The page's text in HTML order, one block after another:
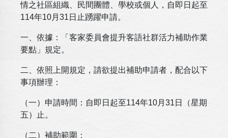
情之社區組織、民間團體、學校或個人，自即日起至
114年10月31日止踴躍申請。
一、依據：「客家委員會提升客語社群活力補助作業
要點」規定。
二、依照上開規定，請欲提出補助申請者，配合以下
事項辦理：
（一）申請時間：自即日起至114年10月31日（星期
五）止。
（二）補助範圍：